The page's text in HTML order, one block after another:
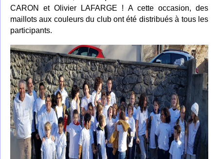
CARON et Olivier LAFARGE ! A cette occasion, des
maillots aux couleurs du club ont été distribués à tous les
participants.